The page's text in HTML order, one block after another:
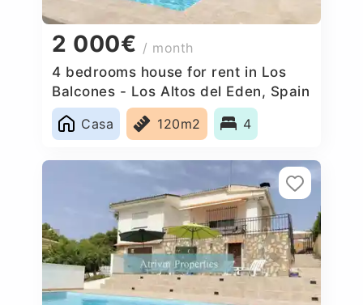
2 000€ / month
4 bedrooms house for rent in Los
Balcones - Los Altos del Eden, Spain
Casa
120m2 4